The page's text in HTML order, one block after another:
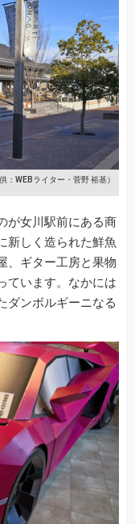
供：WEBライター・菅野 裕基）
が女川駅前にある商
新しく造られた鮮魚
、ギター工房と果物
ています。なかには
ダンボルギーニなる